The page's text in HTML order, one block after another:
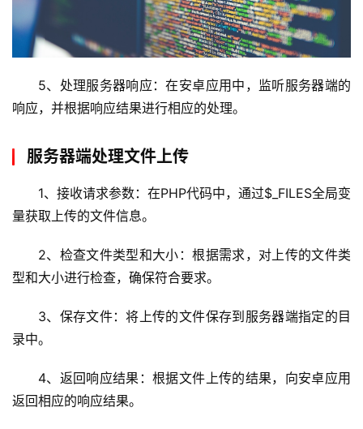
务
运
安
l
u
维
5、处理服务器响应：在安卓应用中，监听服务器端的
响应，并根据响应结果进行相应的处理。
服务器端处理文件上传
1、接收请求参数：在PHP代码中，通过$_FILES全局变
量获取上传的文件信息。
2、检查文件类型和大小：根据需求，对上传的文件类
型和大小进行检查，确保符合要求。
3、保存文件：将上传的文件保存到服务器端指定的目
录中。
4、返回响应结果：根据文件上传的结果，向安卓应用
返回相应的响应结果。